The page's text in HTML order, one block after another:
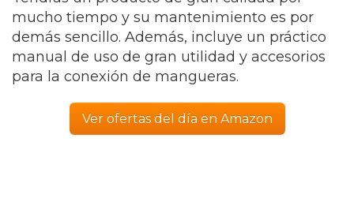
mucho tiempo y su mantenimiento es por
demás sencillo. Además, incluye un práctico
manual de uso de gran utilidad y accesorios
para la conexión de mangueras.
Ver ofertas del día en Amazon